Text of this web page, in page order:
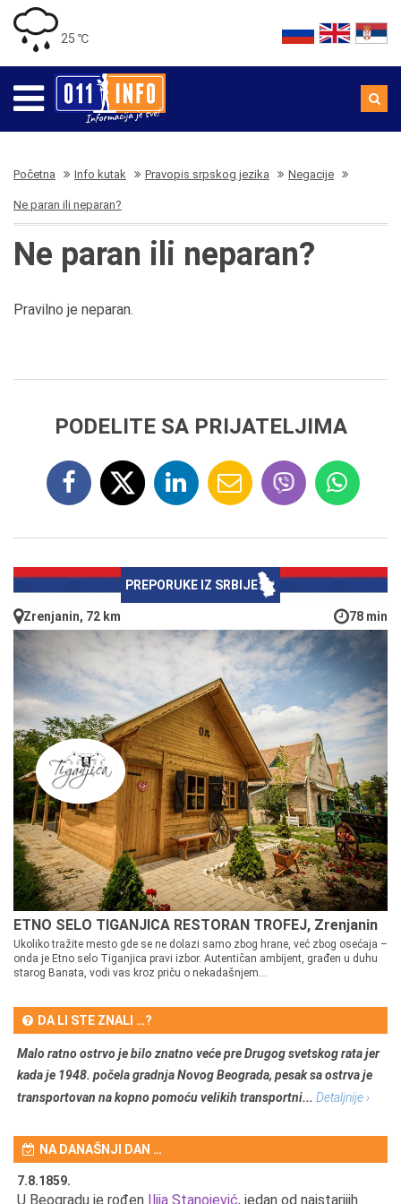
25 ℃
Početna Info kutak Pravopis srpskog jezika Negacije
Ne paran ili neparan?
Ne paran ili neparan?
Pravilno je neparan.
PODELITE SA PRIJATELJIMA
PREPORUKE IZ SRBIJE
Zrenjanin, 72 km 78 min
ETNO SELO TIGANJICA RESTORAN TROFEJ, Zrenjanin
Ukoliko tražite mesto gde se ne dolazi samo zbog hrane, već zbog osećaja –
onda je Etno selo Tiganjica pravi izbor. Autentičan ambijent, građen u duhu
starog Banata, vodi vas kroz priču o nekadašnjem...
DA LI STE ZNALI …?
Malo ratno ostrvo je bilo znatno veće pre Drugog svetskog rata jer
kada je 1948. počela gradnja Novog Beograda, pesak sa ostrva je
transportovan na kopno pomoću velikih transportni... Detaljnije ›
NA DANAŠNJI DAN …
7.8.1859.
U Beogradu je rođen Ilija Stanojević, jedan od najstarijih